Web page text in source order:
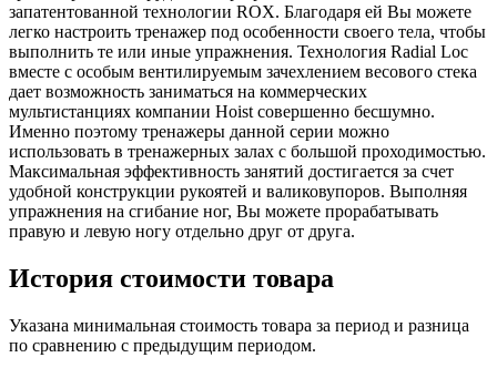
запатентованной технологии ROX. Благодаря ей Вы можете
легко настроить тренажер под особенности своего тела, чтобы
выполнить те или иные упражнения. Технология Radial Loc
вместе с особым вентилируемым зачехлением весового стека
дает возможность заниматься на коммерческих
мультистанциях компании Hoist совершенно бесшумно.
Именно поэтому тренажеры данной серии можно
использовать в тренажерных залах с большой проходимостью.
Максимальная эффективность занятий достигается за счет
удобной конструкции рукоятей и валиковупоров. Выполняя
упражнения на сгибание ног, Вы можете прорабатывать
правую и левую ногу отдельно друг от друга.
История стоимости товара
Указана минимальная стоимость товара за период и разница
по сравнению с предыдущим периодом.